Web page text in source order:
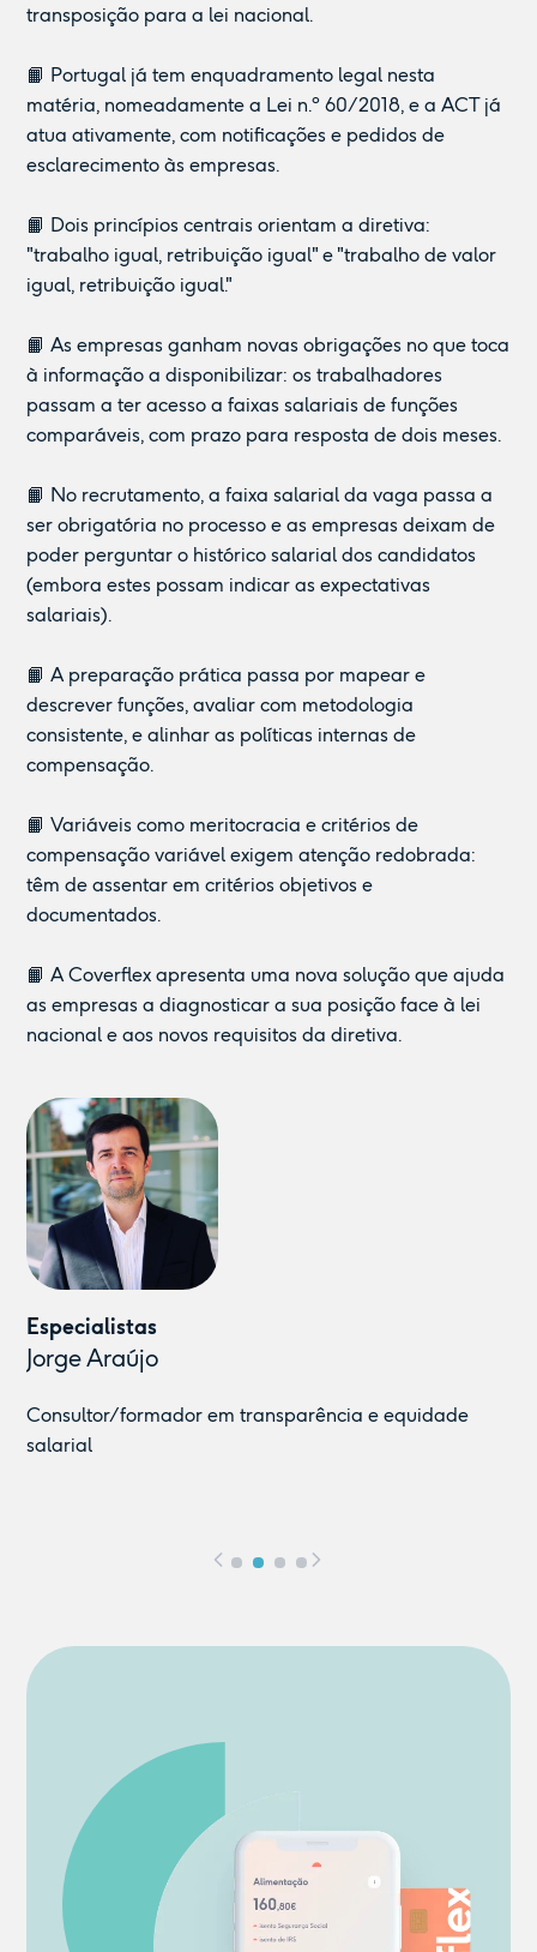
transposição para a lei nacional.
📙 Portugal já tem enquadramento legal nesta
matéria, nomeadamente a Lei n.º 60/2018, e a ACT já
atua ativamente, com notificações e pedidos de
esclarecimento às empresas.
📙 Dois princípios centrais orientam a diretiva:
"trabalho igual, retribuição igual" e "trabalho de valor
igual, retribuição igual."
📙 As empresas ganham novas obrigações no que toca
à informação a disponibilizar: os trabalhadores
passam a ter acesso a faixas salariais de funções
comparáveis, com prazo para resposta de dois meses.
📙 No recrutamento, a faixa salarial da vaga passa a
ser obrigatória no processo e as empresas deixam de
poder perguntar o histórico salarial dos candidatos
(embora estes possam indicar as expectativas
salariais).
📙 A preparação prática passa por mapear e
descrever funções, avaliar com metodologia
consistente, e alinhar as políticas internas de
compensação.
📙 Variáveis como meritocracia e critérios de
compensação variável exigem atenção redobrada:
têm de assentar em critérios objetivos e
documentados.
📙 A Coverflex apresenta uma nova solução que ajuda
as empresas a diagnosticar a sua posição face à lei
nacional e aos novos requisitos da diretiva.
Especialistas
Camila Marques de Queiroz
Advogada e Associada Principal @ CCA Law Firm
Especialistas
Jorge Araújo
Consultor/formador em transparência e equidade
salarial
Especialistas
Miguel Franco
Head of Customer Success @ Coverflex
Especialistas
Francisco Roza
AI Project Specialist @ Coverflex